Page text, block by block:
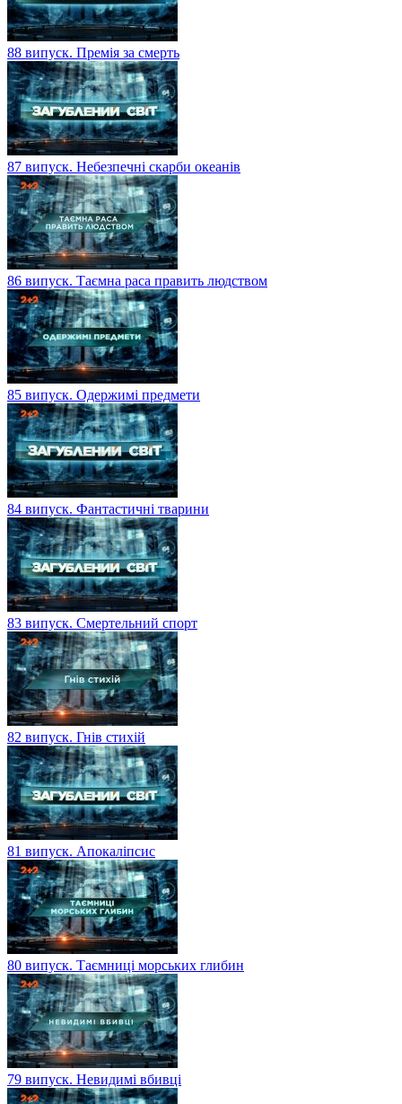
88 випуск. Премія за смерть
87 випуск. Небезпечні скарби океанів
86 випуск. Таємна раса править людством
85 випуск. Одержимі предмети
84 випуск. Фантастичні тварини
83 випуск. Смертельний спорт
82 випуск. Гнів стихій
81 випуск. Апокаліпсис
80 випуск. Таємниці морських глибин
79 випуск. Невидимі вбивці